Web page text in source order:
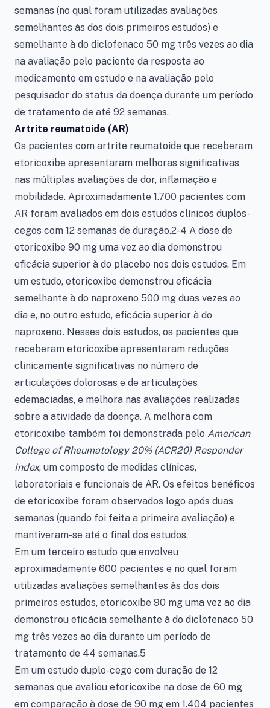
semanas (no qual foram utilizadas avaliações
semelhantes às dos dois primeiros estudos) e
semelhante à do diclofenaco 50 mg três vezes ao dia
na avaliação pelo paciente da resposta ao
medicamento em estudo e na avaliação pelo
pesquisador do status da doença durante um período
de tratamento de até 92 semanas.
Artrite reumatoide (AR)
Os pacientes com artrite reumatoide que receberam
etoricoxibe apresentaram melhoras significativas
nas múltiplas avaliações de dor, inflamação e
mobilidade. Aproximadamente 1.700 pacientes com
AR foram avaliados em dois estudos clínicos duplos-
cegos com 12 semanas de duração.2-4 A dose de
etoricoxibe 90 mg uma vez ao dia demonstrou
eficácia superior à do placebo nos dois estudos. Em
um estudo, etoricoxibe demonstrou eficácia
semelhante à do naproxeno 500 mg duas vezes ao
dia e, no outro estudo, eficácia superior à do
naproxeno. Nesses dois estudos, os pacientes que
receberam etoricoxibe apresentaram reduções
clinicamente significativas no número de
articulações dolorosas e de articulações
edemaciadas, e melhora nas avaliações realizadas
sobre a atividade da doença. A melhora com
etoricoxibe também foi demonstrada pelo American
College of Rheumatology 20% (ACR20) Responder
Index, um composto de medidas clínicas,
laboratoriais e funcionais de AR. Os efeitos benéficos
de etoricoxibe foram observados logo após duas
semanas (quando foi feita a primeira avaliação) e
mantiveram-se até o final dos estudos.
Em um terceiro estudo que envolveu
aproximadamente 600 pacientes e no qual foram
utilizadas avaliações semelhantes às dos dois
primeiros estudos, etoricoxibe 90 mg uma vez ao dia
demonstrou eficácia semelhante à do diclofenaco 50
mg três vezes ao dia durante um período de
tratamento de 44 semanas.5
Em um estudo duplo-cego com duração de 12
semanas que avaliou etoricoxibe na dose de 60 mg
em comparação à dose de 90 mg em 1.404 pacientes